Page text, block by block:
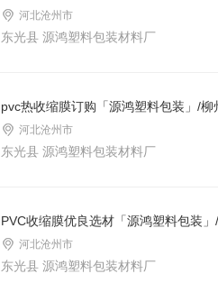
河北沧州市
东光县 源鸿塑料包装材料厂
pvc热收缩膜订购「源鸿塑料包装」/柳
河北沧州市
东光县 源鸿塑料包装材料厂
PVC收缩膜优良选材「源鸿塑料包装
河北沧州市
东光县 源鸿塑料包装材料厂